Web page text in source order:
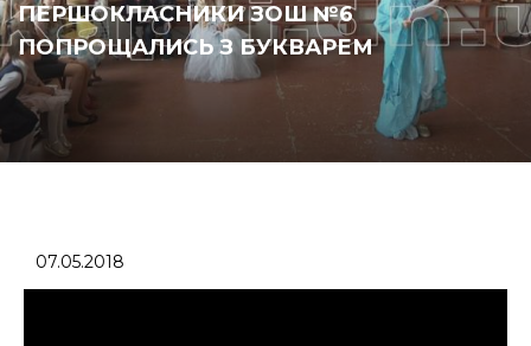
ПЕРШОКЛАСНИКИ ЗОШ №6
ПОПРОЩАЛИСЬ З БУКВАРЕМ
07.05.2018